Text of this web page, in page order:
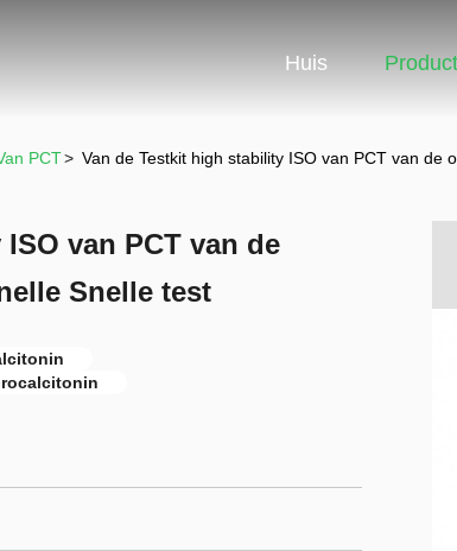
Huis
PCT> Van de Testkit high stability ISO van PCT van de
van PCT van de
Snelle test